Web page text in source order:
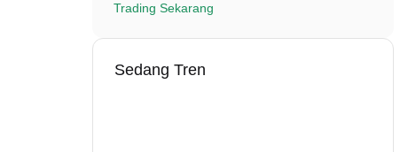
Trading Sekarang
Sedang Tren